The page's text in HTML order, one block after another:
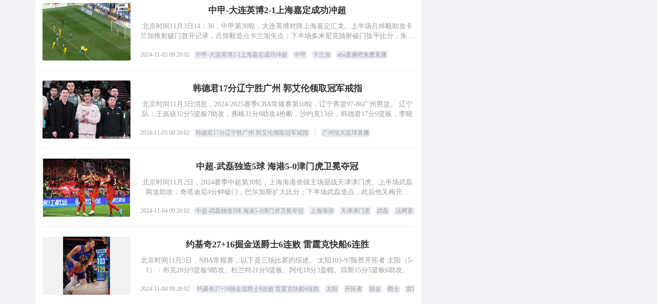
中甲-大连英博2-1上海嘉定成功冲超
北京时间11月3日14：30，中甲第30轮，大连英博对阵上海嘉定汇龙。上半场吕焯毅助攻卡
兰加推射破门首开记录，吕焯毅造点卡兰加失点；下半场多米尼克抽射破门扳平比分，朱鹏
2024-11-05 09:20:02 中甲-大连英博2-1上海嘉定成功冲超 中甲 卡兰加 nba直播吧免费直播
韩德君17分辽宁胜广州 郭艾伦领取冠军戒指
北京时间11月3日消息，2024-2025赛季CBA常规赛第10轮，辽宁男篮97-86广州男篮。 辽宁
队：王岚嵚12分5篮板7助攻，弗格31分8助攻4抢断，沙约克13分，韩德君17分9篮板，李晓
2024-11-05 08:20:02 韩德君17分辽宁胜广州 郭艾伦领取冠军戒指 广州恒大足球直播
中超-武磊独造5球 海港5-0津门虎卫冕夺冠
北京时间11月2日，2024赛季中超第30轮，上海海港坐镇主场迎战天津津门虎。上半场武磊
两送助攻，奇塔迪尼4分钟破门，巴尔加斯扩大比分；下半场武磊造点，此后他又梅开二
2024-11-04 09:20:02 中超-武磊独造5球 海港5-0津门虎卫冕夺冠 上海海港 天津津门虎 武磊 法网直播2021
约基奇27+16掘金送爵士6连败 雷霆克快船6连胜
北京时间11月3日，NBA常规赛，以下是三场比赛的综述。 太阳103-97险胜开拓者 太阳（5-
1）：布克28分9篮板9助攻、杜兰特21分9篮板、阿伦18分3盖帽、琼斯15分5篮板6助攻、
2024-11-04 08:20:02 约基奇27+16掘金送爵士6连败 雷霆克快船6连胜 太阳 开拓者 掘金 爵士 雷霆